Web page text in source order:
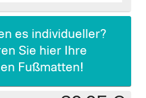
es individueller?
Sie hier Ihre
Fußmatten!